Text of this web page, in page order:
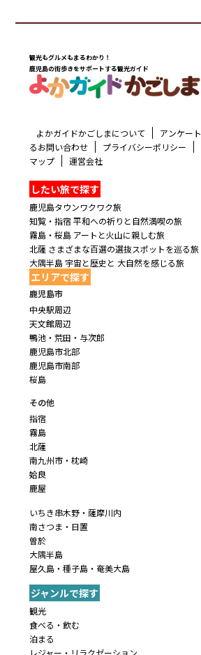
観光もグルメもまるわかり！
鹿児島の街歩きをサポートする観光ガイド
よかガイドかごしまについて アンケート
るお問い合わせ
プライバシーポリシー
マップ
運営会社
したい旅で探す
鹿児島タウンワクワク旅
知覧・指宿 平和への祈りと自然満喫の旅
霧島・桜島 アートと火山に親しむ旅
北薩 さまざまな百選の選抜スポットを巡る旅
大隅半島 宇宙と歴史と 大自然を感じる旅
エリアで探す
鹿児島市
中央駅周辺
天文館周辺
鴨池・荒田・与次郎
鹿児島市北部
鹿児島市南部
桜島
その他
指宿
霧島
北薩
南九州市・枕崎
姶良
鹿屋
いちき串木野・薩摩川内
南さつま・日置
曽於
大隅半島
屋久島・種子島・奄美大島
ジャンルで探す
観光
食べる・飲む
泊まる